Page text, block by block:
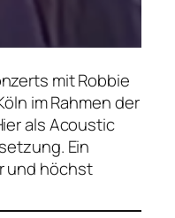
mit Robbie
im Rahmen der
als Acoustic
Ein
und höchst